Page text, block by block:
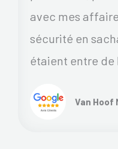
avec mes
sécurité en
étaient entre de
Van Hoof